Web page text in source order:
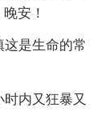
安！
是生命的常
内又狂暴又